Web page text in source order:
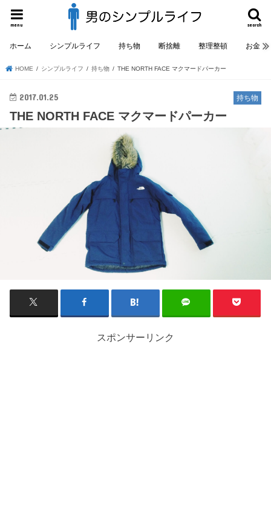
search
menu
ホーム シンプルライフ 持ち物 断捨離 整理整頓 お金
HOME シンプルライフ 持ち物 THE NORTH FACE マクマードパーカー
持ち物
2017.01.25
THE NORTH FACE マクマードパーカー
スポンサーリンク